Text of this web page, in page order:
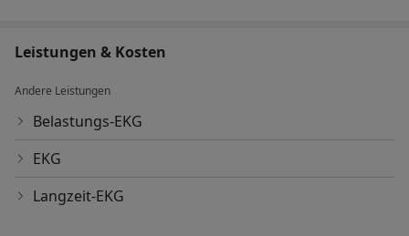
Leistungen & Kosten
Andere Leistungen
Belastungs-EKG
EKG
Langzeit-EKG